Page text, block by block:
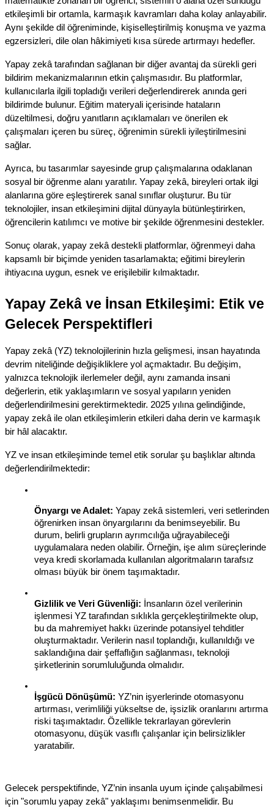
etkileşimli bir ortamla, karmaşık kavramları daha kolay anlayabilir.
Aynı şekilde dil öğreniminde, kişiselleştirilmiş konuşma ve yazma
egzersizleri, dile olan hâkimiyeti kısa sürede artırmayı hedefler.
Yapay zekâ tarafından sağlanan bir diğer avantaj da sürekli geri
bildirim mekanizmalarının etkin çalışmasıdır. Bu platformlar,
kullanıcılarla ilgili topladığı verileri değerlendirerek anında geri
bildirimde bulunur. Eğitim materyali içerisinde hataların
düzeltilmesi, doğru yanıtların açıklamaları ve önerilen ek
çalışmaları içeren bu süreç, öğrenimin sürekli iyileştirilmesini
sağlar.
Ayrıca, bu tasarımlar sayesinde grup çalışmalarına odaklanan
sosyal bir öğrenme alanı yaratılır. Yapay zekâ, bireyleri ortak ilgi
alanlarına göre eşleştirerek sanal sınıflar oluşturur. Bu tür
teknolojiler, insan etkileşimini dijital dünyayla bütünleştirirken,
öğrencilerin katılımcı ve motive bir şekilde öğrenmesini destekler.
Sonuç olarak, yapay zekâ destekli platformlar, öğrenmeyi daha
kapsamlı bir biçimde yeniden tasarlamakta; eğitimi bireylerin
ihtiyacına uygun, esnek ve erişilebilir kılmaktadır.
Yapay Zekâ ve İnsan Etkileşimi: Etik ve
Gelecek Perspektifleri
Yapay zekâ (YZ) teknolojilerinin hızla gelişmesi, insan hayatında
devrim niteliğinde değişikliklere yol açmaktadır. Bu değişim,
yalnızca teknolojik ilerlemeler değil, aynı zamanda insani
değerlerin, etik yaklaşımların ve sosyal yapıların yeniden
değerlendirilmesini gerektirmektedir. 2025 yılına gelindiğinde,
yapay zekâ ile olan etkileşimlerin etkileri daha derin ve karmaşık
bir hâl alacaktır.
YZ ve insan etkileşiminde temel etik sorular şu başlıklar altında
değerlendirilmektedir:
Önyargı ve Adalet: Yapay zekâ sistemleri, veri setlerinden
öğrenirken insan önyargılarını da benimseyebilir. Bu
durum, belirli grupların ayrımcılığa uğrayabileceği
uygulamalara neden olabilir. Örneğin, işe alım süreçlerinde
veya kredi skorlamada kullanılan algoritmaların tarafsız
olması büyük bir önem taşımaktadır.
Gizlilik ve Veri Güvenliği: İnsanların özel verilerinin
işlenmesi YZ tarafından sıklıkla gerçekleştirilmekte olup,
bu da mahremiyet hakkı üzerinde potansiyel tehditler
oluşturmaktadır. Verilerin nasıl toplandığı, kullanıldığı ve
saklandığına dair şeffaflığın sağlanması, teknoloji
şirketlerinin sorumluluğunda olmalıdır.
İşgücü Dönüşümü: YZ’nin işyerlerinde otomasyonu
artırması, verimliliği yükseltse de, işsizlik oranlarını artırma
riski taşımaktadır. Özellikle tekrarlayan görevlerin
otomasyonu, düşük vasıflı çalışanlar için belirsizlikler
yaratabilir.
Gelecek perspektifinde, YZ’nin insanla uyum içinde çalışabilmesi
için "sorumlu yapay zekâ" yaklaşımı benimsenmelidir. Bu